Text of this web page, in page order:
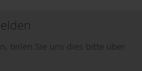
teilen Sie uns dies bitte über